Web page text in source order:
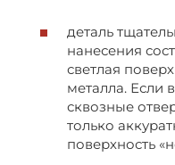
деталь
нанесения
светлая
металла. Если
сквозные
только
поверхность